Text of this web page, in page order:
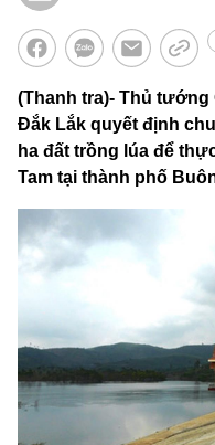
(Thanh tra)- Thủ
Đắk Lắk quyết định
ha đất trồng lúa để
Tam tại thành phố